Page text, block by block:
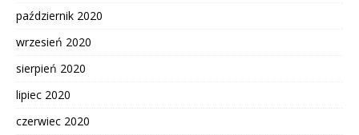
październik 2020
wrzesień 2020
sierpień 2020
lipiec 2020
czerwiec 2020